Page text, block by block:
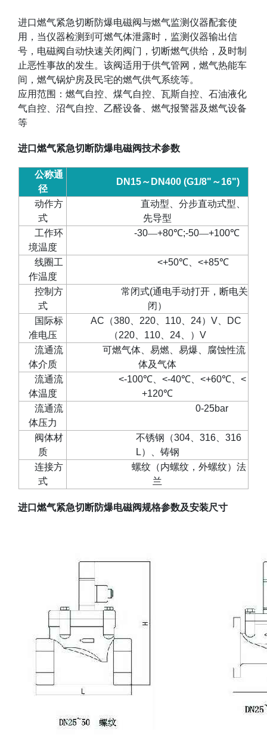
进口燃气紧急切断防爆电磁阀与燃气监测仪器配套使
用，当仪器检测到可燃气体泄露时，监测仪器输出信
号，电磁阀自动快速关闭阀门，切断燃气供给，及时制
止恶性事故的发生。该阀适用于供气管网，燃气热能车
间，燃气锅炉房及民宅的燃气供气系统等。
应用范围：燃气自控、煤气自控、瓦斯自控、石油液化
气自控、沼气自控、乙醛设备、燃气报警器及燃气设备
等
进口燃气紧急切断防爆电磁阀技术参数
公称通
径
DN15～ DN400 (G1/8" ～16")
动作方
式
直动型、分步直动式型、
先导型
工作环
境温度
-30—+80℃;-50—+100℃
线圈工
作温度
<+50℃、 <+85℃
控制方
式
常闭式(通电手动打开，断电关
闭）
国际标
准电压
AC （380、 220、 110、 24） V、
DC
（220、 110、 24、） V
流通流
体介质
可燃气体、易燃、易爆、腐蚀性流
体及气体
流通流
体温度
<-100℃、 <-40℃、 <+60℃、 <
+120℃
流通流
体压力
0-25bar
阀体材
质
不锈钢（304 316
316
L）、铸钢
连接方
式
螺纹（内螺纹，外螺纹）法
兰
进口燃气紧急切断防爆电磁阀规格参数及安装尺寸